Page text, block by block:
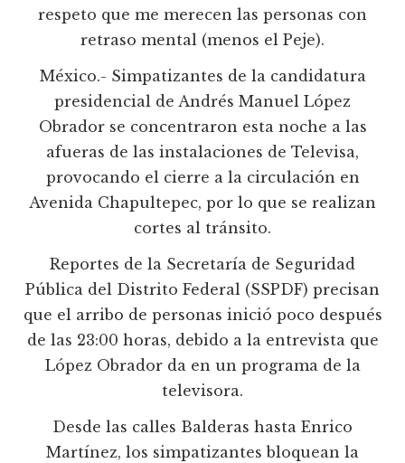
respeto que me merecen las personas con
retraso mental (menos el Peje).
México.- Simpatizantes de la candidatura
presidencial de Andrés Manuel López
Obrador se concentraron esta noche a las
afueras de las instalaciones de Televisa,
provocando el cierre a la circulación en
Avenida Chapultepec, por lo que se realizan
cortes al tránsito.
Reportes de la Secretaría de Seguridad
Pública del Distrito Federal (SSPDF) precisan
que el arribo de personas inició poco después
de las 23:00 horas, debido a la entrevista que
López Obrador da en un programa de la
televisora.
Desde las calles Balderas hasta Enrico
Martínez, los simpatizantes bloquean la